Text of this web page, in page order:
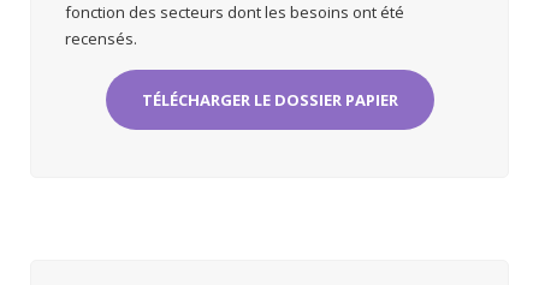
fonction des secteurs dont les besoins ont été
recensés.
TÉLÉCHARGER LE DOSSIER PAPIER